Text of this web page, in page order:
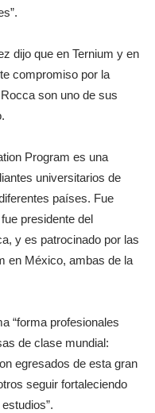
dijo que en Ternium y en
compromiso por la
son uno de sus
Program es una
universitarios de
países. Fue
presidente del
y es patrocinado por las
en México, ambas de la
“forma profesionales
de clase mundial:
egresados de esta gran
seguir fortaleciendo